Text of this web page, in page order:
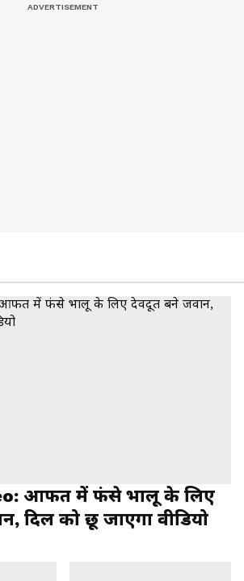
आफत में फंसे भालू के लिए
दिल को छू जाएगा वीडियो